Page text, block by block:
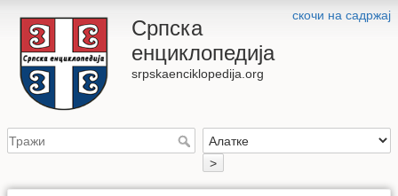
скочи на садржај
Српска
енциклопедија
srpskaenciklopedija.org
>